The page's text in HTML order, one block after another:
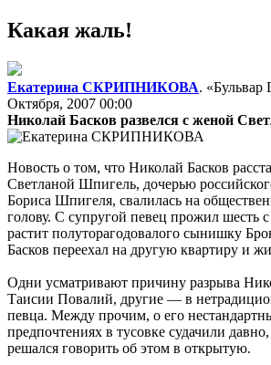
Какая жаль!
Екатерина СКРИПНИКОВА. «Бульвар
Октября, 2007 00:00
Николай Басков развелся с женой
Новость о том, что Николай Басков
Светланой Шпигель, дочерью
Бориса Шпигеля, свалилась на
голову. С супругой певец прожил шесть
растит полуторагодовалого сынишку
Басков переехал на другую квартиру и
Одни усматривают причину разрыва
Таисии Повалий, другие — в
певца. Между прочим, о его
предпочтениях в тусовке судачили
решался говорить об этом в открытую.